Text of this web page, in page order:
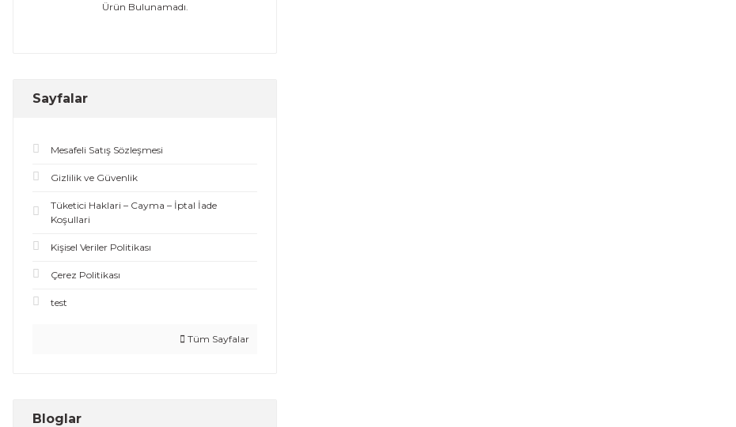
Ürün Bulunamadı.
Sayfalar
Mesafeli Satış Sözleşmesi
Gizlilik ve Güvenlik
Tüketici Haklari – Cayma – İptal İade
Koşullari
Kişisel Veriler Politikası
Çerez Politikası
test
Tüm Sayfalar
Bloglar